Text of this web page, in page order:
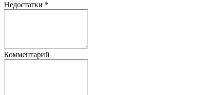
Недостатки *
Комментарий